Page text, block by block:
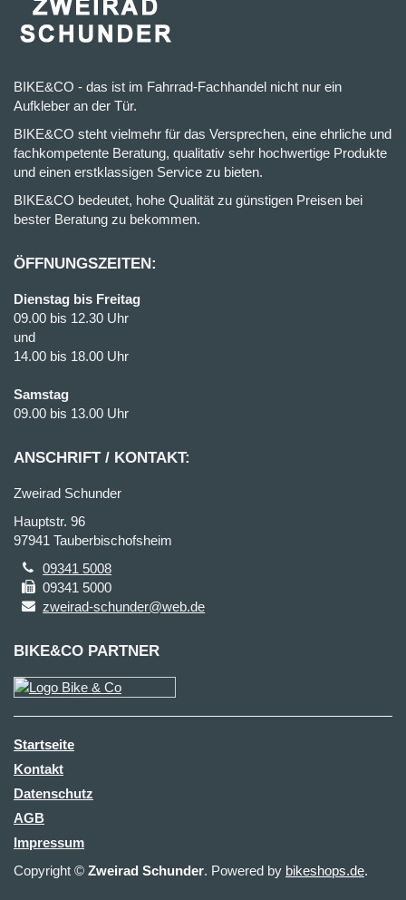
BIKE&CO - das ist im Fahrrad-Fachhandel nicht nur ein
Aufkleber an der Tür.
BIKE&CO steht vielmehr für das Versprechen, eine ehrliche und
fachkompetente Beratung, qualitativ sehr hochwertige Produkte
und einen erstklassigen Service zu bieten.
BIKE&CO bedeutet, hohe Qualität zu günstigen Preisen bei
bester Beratung zu bekommen.
ÖFFNUNGSZEITEN:
Dienstag bis Freitag
09.00 bis 12.30 Uhr
und
14.00 bis 18.00 Uhr
Samstag
09.00 bis 13.00 Uhr
ANSCHRIFT / KONTAKT:
Zweirad Schunder
Hauptstr. 96
97941 Tauberbischofsheim
09341 5008
09341 5000
zweirad-schunder@web.de
BIKE&CO PARTNER
Startseite
Kontakt
Datenschutz
AGB
Impressum
Copyright © Zweirad Schunder. Powered by bikeshops.de.